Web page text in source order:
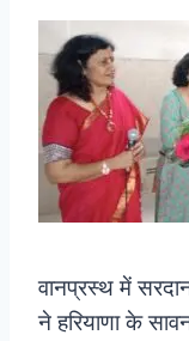
वानप्रस्थ में
ने हरियाणा के